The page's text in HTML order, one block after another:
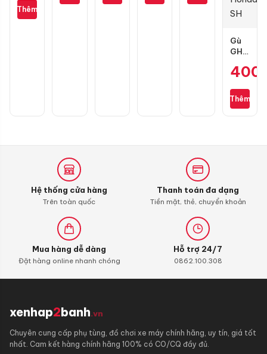
Exciter
135
là:
90.000 ₫.
hiện
Thêm
Gù
GH
carbon
cho
Honda
Thêm
Hệ thống cửa hàng
Trên toàn quốc
Thanh toán đa dạng
Tiền mặt, thẻ, chuyển khoản
Mua hàng dễ dàng
Đặt hàng online nhanh chóng
Hỗ trợ 24/7
0862.100.308
xenhap2banh.vn
Chuyên cung cấp phụ tùng, đồ chơi xe máy chính hãng, uy tín, giá tốt
nhất. Cam kết hàng chính hãng 100% có CO/CQ đầy đủ.